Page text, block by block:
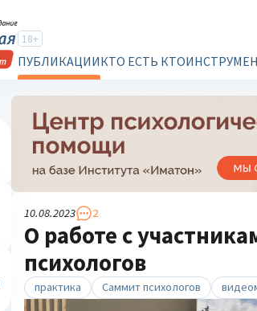
18+
ПУБЛИКАЦИИКТО ЕСТЬ КТО
10.08.2023 2
О работе с
психологов
практика Саммит психологов